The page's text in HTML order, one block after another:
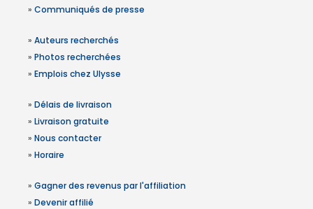
» Communiqués de presse
» Auteurs recherchés
» Photos recherchées
» Emplois chez Ulysse
» Délais de livraison
» Livraison gratuite
» Nous contacter
» Horaire
» Gagner des revenus par l'affiliation
» Devenir affilié